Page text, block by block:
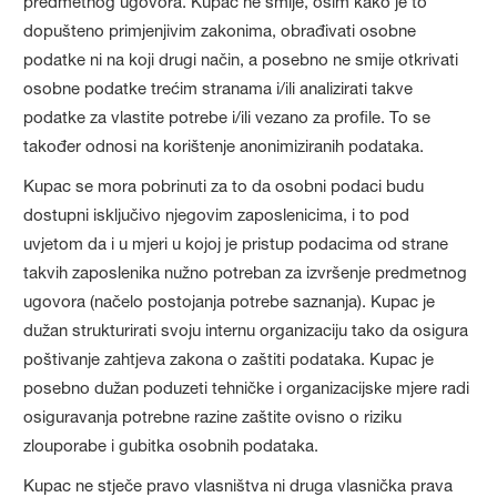
dopušteno primjenjivim zakonima, obrađivati osobne
podatke ni na koji drugi način, a posebno ne smije otkrivati
osobne podatke trećim stranama i/ili analizirati takve
podatke za vlastite potrebe i/ili vezano za profile. To se
također odnosi na korištenje anonimiziranih podataka.
Kupac se mora pobrinuti za to da osobni podaci budu
dostupni isključivo njegovim zaposlenicima, i to pod
uvjetom da i u mjeri u kojoj je pristup podacima od strane
takvih zaposlenika nužno potreban za izvršenje predmetnog
ugovora (načelo postojanja potrebe saznanja). Kupac je
dužan strukturirati svoju internu organizaciju tako da osigura
poštivanje zahtjeva zakona o zaštiti podataka. Kupac je
posebno dužan poduzeti tehničke i organizacijske mjere radi
osiguravanja potrebne razine zaštite ovisno o riziku
zlouporabe i gubitka osobnih podataka.
Kupac ne stječe pravo vlasništva ni druga vlasnička prava